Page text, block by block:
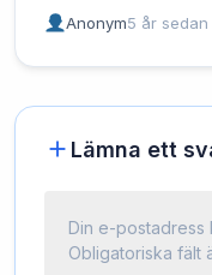
Anonym5 år sedan
Lämna ett
Din e-postadress
Obligatoriska fält